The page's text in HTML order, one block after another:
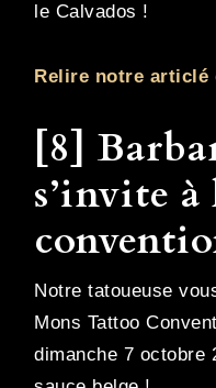
le Calvados !
Relire notre articlé
[8]
s’invite à
Notre tatoueuse
Mons Tattoo
dimanche 7 octobre